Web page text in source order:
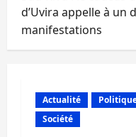
d’Uvira appelle à un
manifestations
Actualité
Société